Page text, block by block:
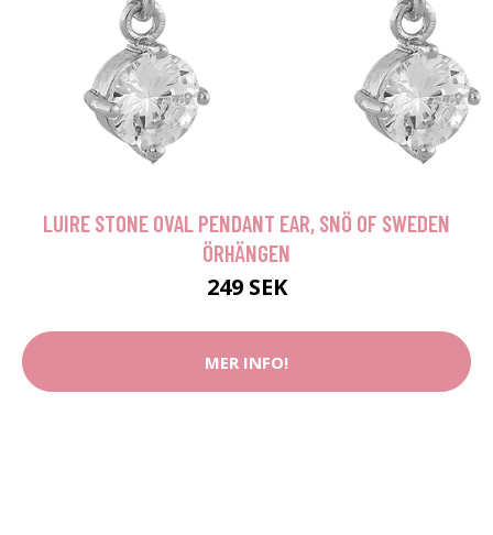
LUIRE STONE OVAL PENDANT EAR, SNÖ OF SWEDEN
ÖRHÄNGEN
249 SEK
MER INFO!